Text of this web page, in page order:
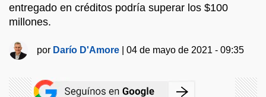
entregado en créditos podría superar los $100
millones.
por Darío D'Amore |04 de mayo de 2021 - 09:35